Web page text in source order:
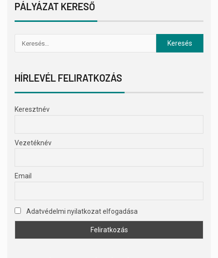
PÁLYÁZAT KERESŐ
HÍRLEVÉL FELIRATKOZÁS
Keresztnév
Vezetéknév
Email
Adatvédelmi nyilatkozat elfogadása